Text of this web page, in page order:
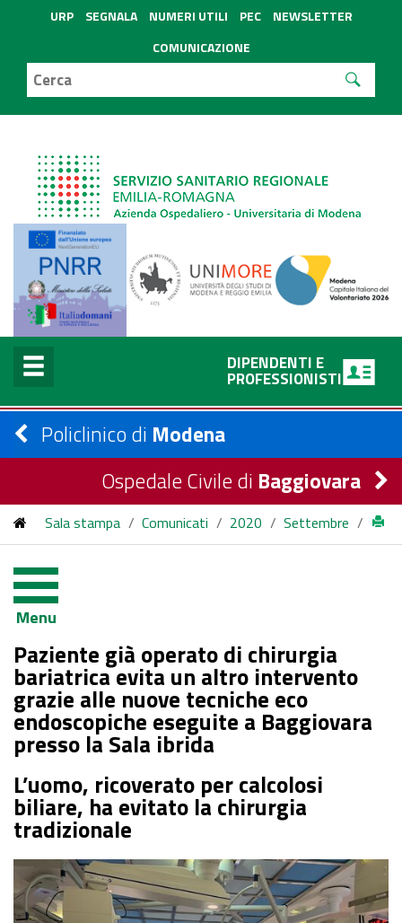
URP SEGNALA NUMERI UTILI PEC
NEWSLETTER
COMUNICAZIONE
DIPENDENTI E
PROFESSIONISTI
Policlinico di Modena
Ospedale Civile di Baggiovara
Sala stampa / Comunicati / 2020 / Settembre /
intervento grazie alle nuove tecniche eco endoscopiche
eseguite a Baggiovara presso la Sala ibrida
Menu
Paziente già operato di chirurgia
bariatrica evita un altro intervento
grazie alle nuove tecniche eco
endoscopiche eseguite a Baggiovara
presso la Sala ibrida
L’uomo, ricoverato per calcolosi
biliare, ha evitato la chirurgia
tradizionale